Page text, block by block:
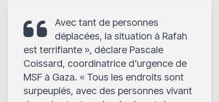
Avec tant de personnes
déplacées, la situation à Rafah
est terrifiante », déclare Pascale
Coissard, coordinatrice d'urgence de
MSF à Gaza. « Tous les endroits sont
surpeuplés, avec des personnes vivant